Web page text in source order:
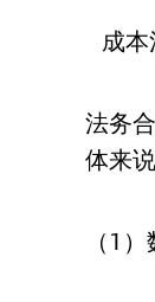
成
法务
体来
（1